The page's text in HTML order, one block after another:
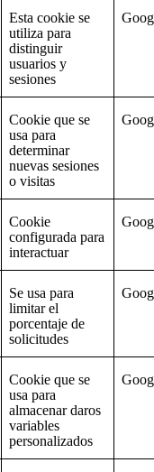
Esta cookie se
utiliza para
distinguir
usuarios y
sesiones
Cookie que se
usa para
determinar
nuevas sesiones
o visitas
Cookie
configurada para
interactuar
Se usa para
limitar el
porcentaje de
solicitudes
Cookie que se
usa para
almacenar daros
variables
personalizados